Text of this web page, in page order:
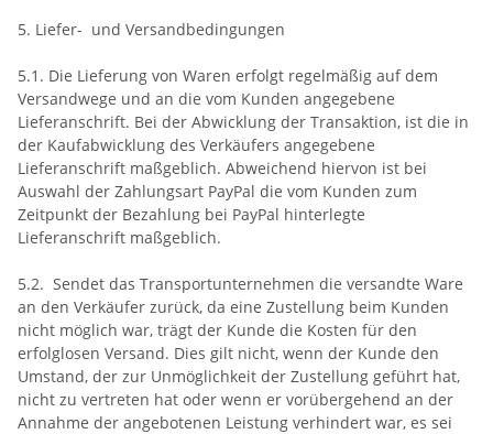
5. Liefer- und Versandbedingungen
5.1. Die Lieferung von Waren erfolgt regelmäßig auf dem
Versandwege und an die vom Kunden angegebene
Lieferanschrift. Bei der Abwicklung der Transaktion, ist die in
der Kaufabwicklung des Verkäufers angegebene
Lieferanschrift maßgeblich. Abweichend hiervon ist bei
Auswahl der Zahlungsart PayPal die vom Kunden zum
Zeitpunkt der Bezahlung bei PayPal hinterlegte
Lieferanschrift maßgeblich.
5.2. Sendet das Transportunternehmen die versandte Ware
an den Verkäufer zurück, da eine Zustellung beim Kunden
nicht möglich war, trägt der Kunde die Kosten für den
erfolglosen Versand. Dies gilt nicht, wenn der Kunde den
Umstand, der zur Unmöglichkeit der Zustellung geführt hat,
nicht zu vertreten hat oder wenn er vorübergehend an der
Annahme der angebotenen Leistung verhindert war, es sei